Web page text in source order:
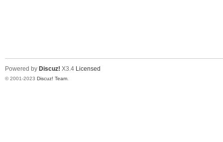
Powered by Discuz! X3.4 Licensed
© 2001-2023 Discuz! Team